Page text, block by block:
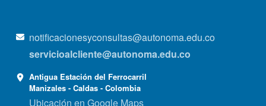
notificacionesyconsultas@autonoma.edu.co
servicioalcliente@autonoma.edu.co
Antigua Estación del Ferrocarril
Manizales - Caldas - Colombia
Ubicación en Google Maps